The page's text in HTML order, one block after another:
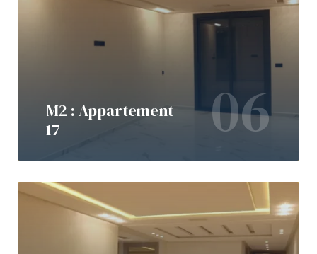
06
M2 : Appartement
17